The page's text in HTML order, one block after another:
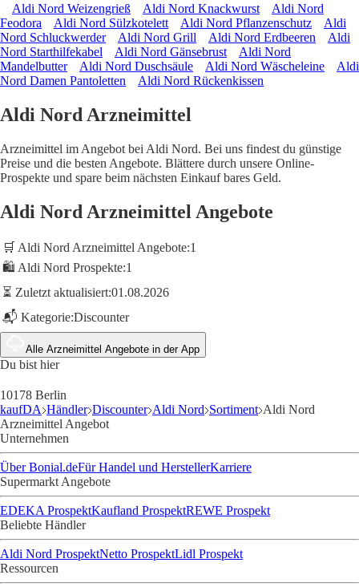
Aldi Nord Weizengrieß Aldi Nord Knackwurst
Aldi Nord
Feodora
Aldi Nord Sülzkotelett Aldi Nord Pflanzenschutz
Aldi
Nord Schluckwerder
Aldi Nord Grill Aldi Nord Erdbeeren
Aldi
Nord Starthilfekabel
Aldi Nord Gänsebrust
Aldi Nord
Mandelbutter
Aldi Nord Duschsäule Aldi Nord Wäscheleine
Aldi
Nord Damen Pantoletten
Aldi Nord Rückenkissen
Aldi Nord Arzneimittel
Arzneimittel im Angebot bei Aldi Nord. Bei uns findest du günstige
Preise und die besten Angebote. Blättere durch unsere Online-
Prospekte und spare beim nächsten Einkauf bares Geld.
Aldi Nord Arzneimittel Angebote
🛒 Aldi Nord Arzneimittel Angebote:1
🛍️ Aldi Nord Prospekte:1
⏳ Zuletzt aktualisiert:01.08.2026
📬 Kategorie:Discounter
Alle Arzneimittel Angebote in der App
Du bist hier
10178 Berlin
kaufDA Händler Discounter Aldi Nord Sortiment Aldi Nord
Arzneimittel Angebot
Unternehmen
Über Bonial.deFür Handel und HerstellerKarriere
Supermarkt Angebote
EDEKA ProspektKaufland ProspektREWE Prospekt
Beliebte Händler
Aldi Nord ProspektNetto ProspektLidl Prospekt
Ressourcen